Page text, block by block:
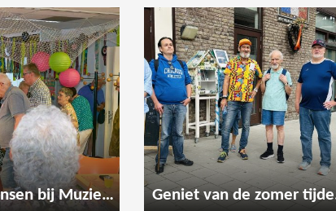
De Salsa dansen bij Muzieksalon Meerzicht